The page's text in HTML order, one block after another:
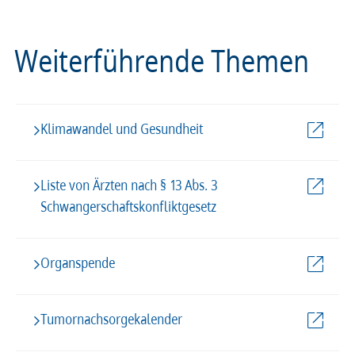
Weiterführende Themen
Klimawandel und Gesundheit
Liste von Ärzten nach § 13 Abs. 3
Schwangerschaftskonfliktgesetz
Organspende
Tumornachsorgekalender